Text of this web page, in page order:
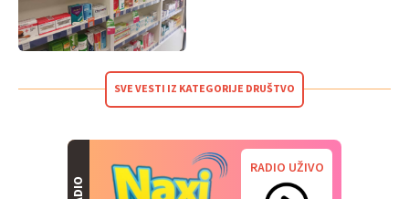
SVE VESTI IZ KATEGORIJE DRUŠTVO
RADIO UŽIVO